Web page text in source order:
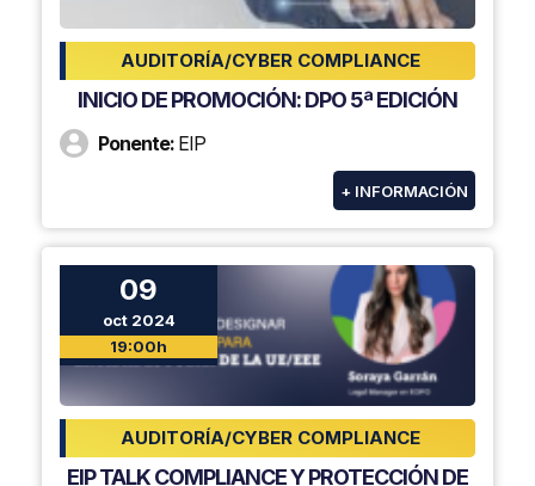
AUDITORÍA/CYBER COMPLIANCE
INICIO DE PROMOCIÓN: DPO 5ª EDICIÓN
Ponente: EIP
+ INFORMACIÓN
09
oct 2024
19:00h
AUDITORÍA/CYBER COMPLIANCE
EIP TALK COMPLIANCE Y PROTECCIÓN DE